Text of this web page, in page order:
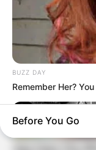
BUZZ DAY
Remember Her?
Before You Go